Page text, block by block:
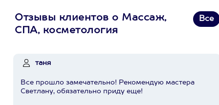
Отзывы клиентов о Массаж,
СПА, косметология
Все
таня
Все прошло замечательно! Рекомендую мастера
Светлану, обязательно приду еще!